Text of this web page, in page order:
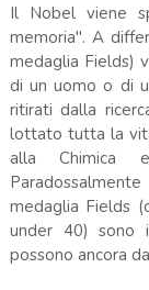
Il Nobel viene
memoria". A
medaglia Fields)
di un uomo o di
ritirati dalla
lottato tutta la
alla Chimica
medaglia Fields
under 40) sono
possono ancora